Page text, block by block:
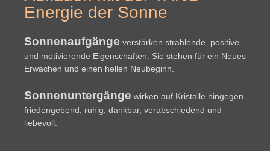
Energie der Sonne
Sonnenaufgänge verstärken strahlende, positive
und motivierende Eigenschaften. Sie stehen für ein Neues
Erwachen und einen hellen Neubeginn.
Sonnenuntergänge wirken auf Kristalle hingegen
friedengebend, ruhig, dankbar, verabschiedend und
liebevoll.